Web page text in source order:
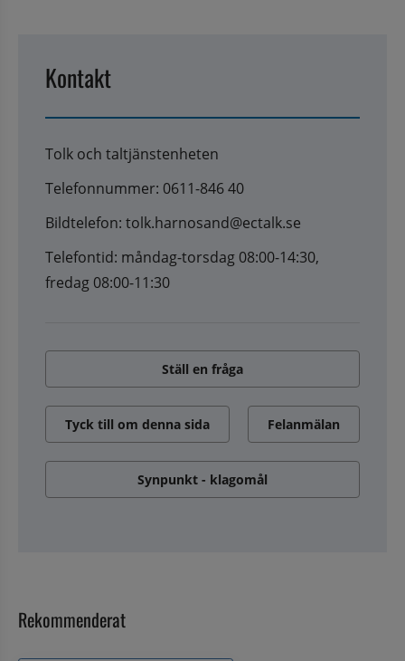
Kontakt
Tolk och taltjänstenheten
Telefonnummer: 0611-846 40
Bildtelefon: tolk.harnosand@ectalk.se
Telefontid: måndag-torsdag 08:00-14:30,
fredag 08:00-11:30
Ställ en fråga
Tyck till om denna sida Felanmälan
Synpunkt - klagomål
Rekommenderat